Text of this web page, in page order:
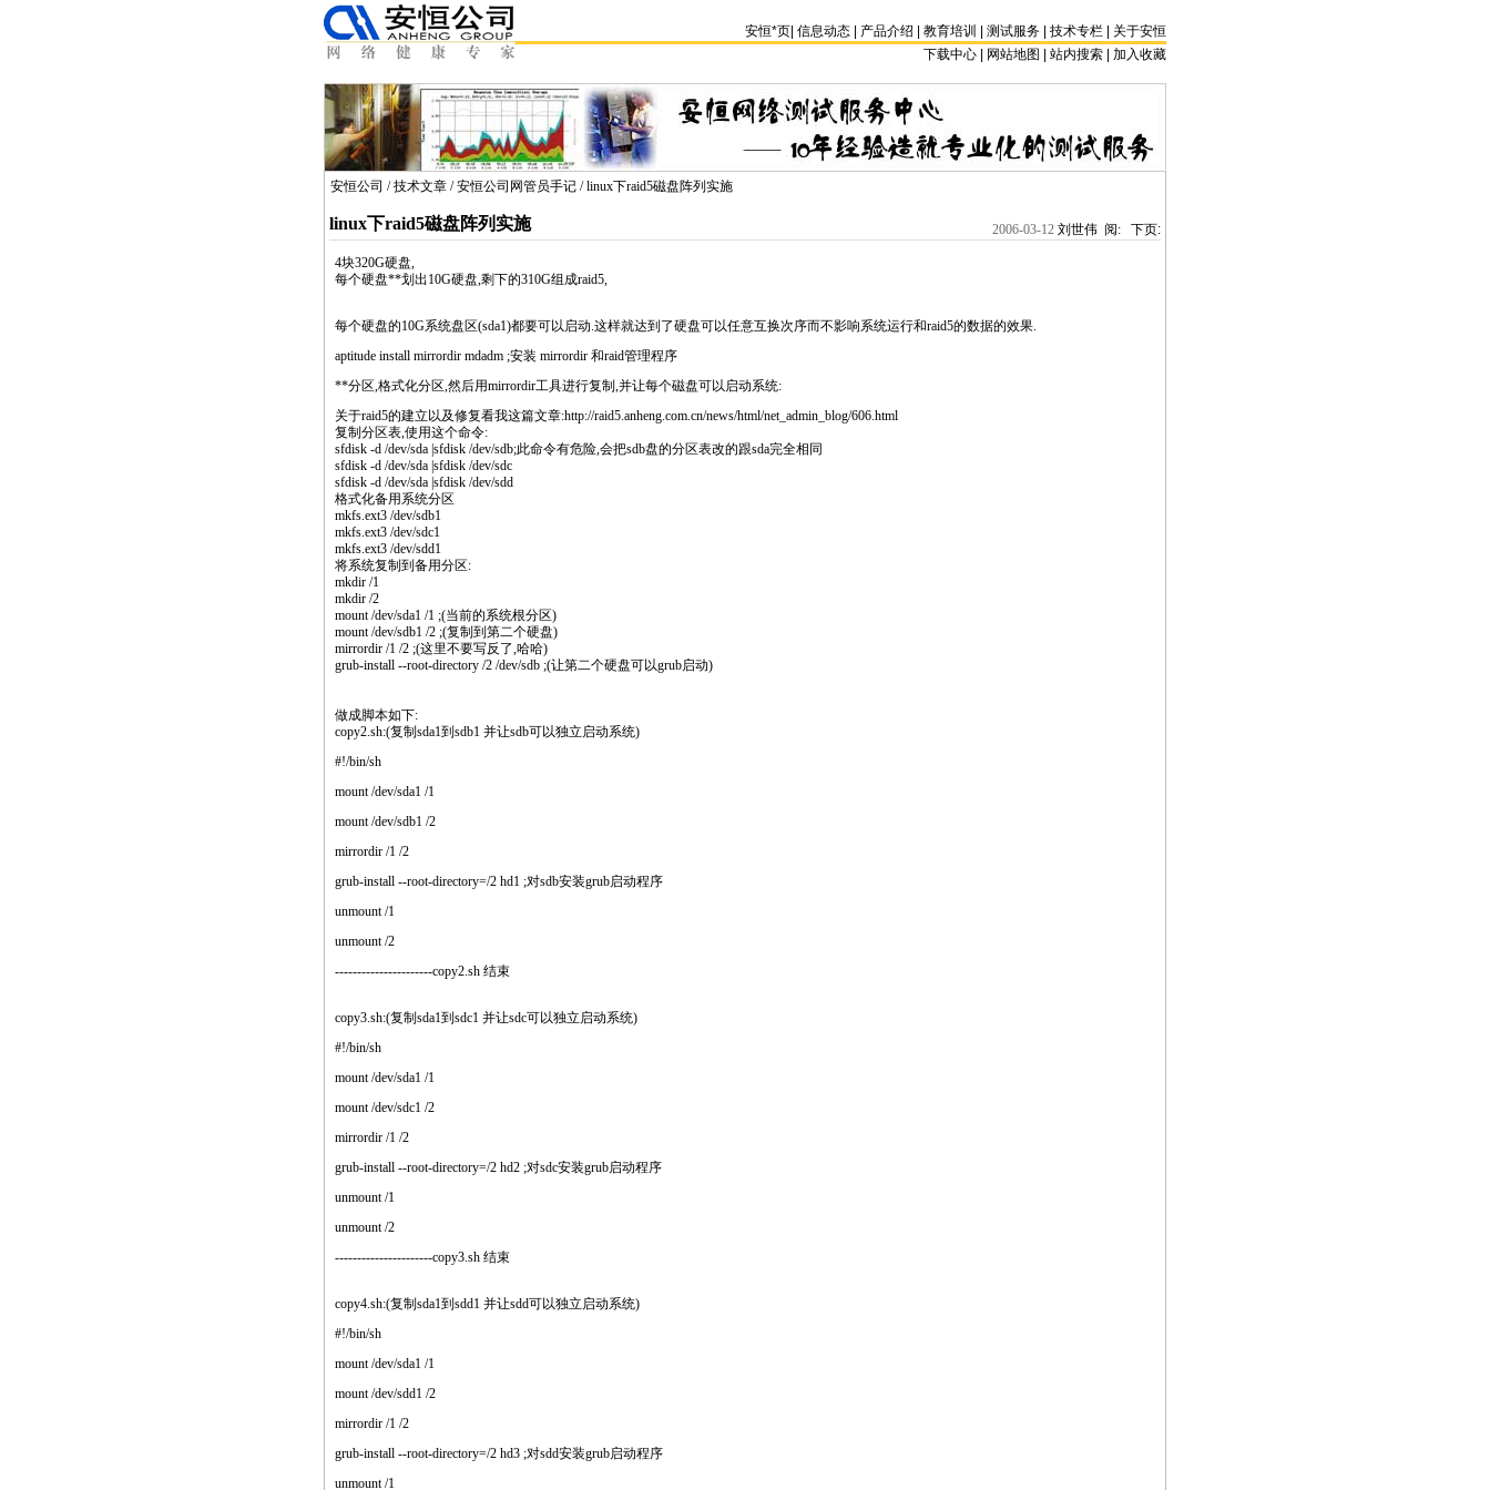
安恒*页 信息动态 产品介绍 教育培训 测试服务 技术专栏
关于安恒
下载中心 | 网站地图 | 站内搜索 加入收藏
安恒公司 /技术文章 /安恒公司网管员手记 / linux下raid5磁盘阵列实施
2006-03-12 刘世伟 阅: 下页:
linux下raid5磁盘阵列实施
4块320G硬盘,
每个硬盘**划出10G硬盘,剩下的310G组成raid5,
每个硬盘的10G系统盘区(sda1)都要可以启动.这样就达到了硬盘可以任意互换次序而不影响系统运行和raid5的数据的效果.
aptitude install mirrordir mdadm ;安装 mirrordir 和raid管理程序
**分区,格式化分区,然后用mirrordir工具进行复制,并让每个磁盘可以启动系统:
关于raid5的建立以及修复看我这篇文章:http://raid5.anheng.com.cn/news/html/net_admin_blog/606.html
复制分区表,使用这个命令:
sfdisk -d /dev/sda |sfdisk /dev/sdb;此命令有危险,会把sdb盘的分区表改的跟sda完全相同
sfdisk -d /dev/sda |sfdisk /dev/sdc
sfdisk -d /dev/sda |sfdisk /dev/sdd
格式化备用系统分区
mkfs.ext3 /dev/sdb1
mkfs.ext3 /dev/sdc1
mkfs.ext3 /dev/sdd1
将系统复制到备用分区:
mkdir /1
mkdir /2
mount /dev/sda1 /1 ;(当前的系统根分区)
mount /dev/sdb1 /2 ;(复制到第二个硬盘)
mirrordir /1 /2 ;(这里不要写反了,哈哈)
grub-install --root-directory /2 /dev/sdb ;(让第二个硬盘可以grub启动)
做成脚本如下:
copy2.sh:(复制sda1到sdb1 并让sdb可以独立启动系统)
#!/bin/sh
mount /dev/sda1 /1
mount /dev/sdb1 /2
mirrordir /1 /2
grub-install --root-directory=/2 hd1 ;对sdb安装grub启动程序
unmount /1
unmount /2
----------------------copy2.sh 结束
copy3.sh:(复制sda1到sdc1 并让sdc可以独立启动系统)
#!/bin/sh
mount /dev/sda1 /1
mount /dev/sdc1 /2
mirrordir /1 /2
grub-install --root-directory=/2 hd2 ;对sdc安装grub启动程序
unmount /1
unmount /2
----------------------copy3.sh 结束
copy4.sh:(复制sda1到sdd1 并让sdd可以独立启动系统)
#!/bin/sh
mount /dev/sda1 /1
mount /dev/sdd1 /2
mirrordir /1 /2
grub-install --root-directory=/2 hd3 ;对sdd安装grub启动程序
unmount /1